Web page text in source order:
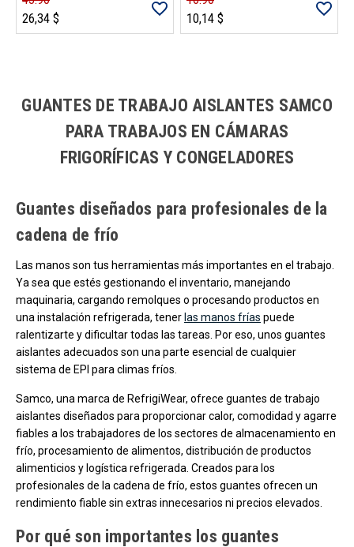
26,34 $
10,14 $
GUANTES DE TRABAJO AISLANTES SAMCO
PARA TRABAJOS EN CÁMARAS
FRIGORÍFICAS Y CONGELADORES
Guantes diseñados para profesionales de la
cadena de frío
Las manos son tus herramientas más importantes en el trabajo.
Ya sea que estés gestionando el inventario, manejando
maquinaria, cargando remolques o procesando productos en
una instalación refrigerada, tener las manos frías puede
ralentizarte y dificultar todas las tareas. Por eso, unos guantes
aislantes adecuados son una parte esencial de cualquier
sistema de EPI para climas fríos.
Samco, una marca de RefrigiWear, ofrece guantes de trabajo
aislantes diseñados para proporcionar calor, comodidad y agarre
fiables a los trabajadores de los sectores de almacenamiento en
frío, procesamiento de alimentos, distribución de productos
alimenticios y logística refrigerada. Creados para los
profesionales de la cadena de frío, estos guantes ofrecen un
rendimiento fiable sin extras innecesarios ni precios elevados.
Por qué son importantes los guantes